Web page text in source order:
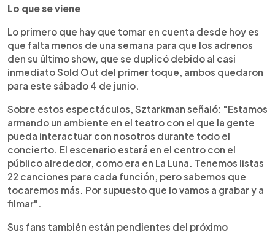
Lo que se viene
Lo primero que hay que tomar en cuenta desde hoy es
que falta menos de una semana para que los adrenos
den su último show, que se duplicó debido al casi
inmediato Sold Out del primer toque, ambos quedaron
para este sábado 4 de junio.
Sobre estos espectáculos, Sztarkman señaló: "Estamos
armando un ambiente en el teatro con el que la gente
pueda interactuar con nosotros durante todo el
concierto. El escenario estará en el centro con el
público alrededor, como era en La Luna. Tenemos listas
22 canciones para cada función, pero sabemos que
tocaremos más. Por supuesto que lo vamos a grabar y a
filmar".
Sus fans también están pendientes del próximo